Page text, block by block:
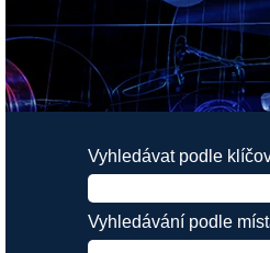
Vyhledávat podle
Vyhledávání podle